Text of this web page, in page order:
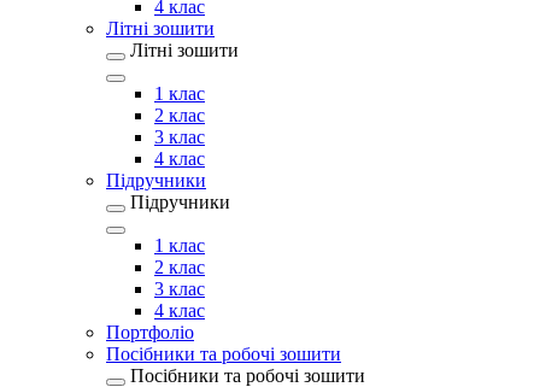
4 клас
Літні зошити
Літні зошити
1 клас
2 клас
3 клас
4 клас
Підручники
Підручники
1 клас
2 клас
3 клас
4 клас
Портфоліо
Посібники та робочі зошити
Посібники та робочі зошити